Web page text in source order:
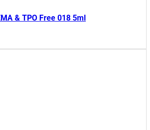
& TPO Free 018 5ml